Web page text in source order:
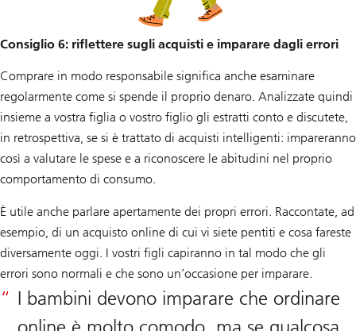
Consiglio 6: riflettere sugli acquisti e imparare dagli errori
Comprare in modo responsabile significa anche esaminare
regolarmente come si spende il proprio denaro. Analizzate quindi
insieme a vostra figlia o vostro figlio gli estratti conto e discutete,
in retrospettiva, se si è trattato di acquisti intelligenti: impareranno
così a valutare le spese e a riconoscere le abitudini nel proprio
comportamento di consumo.
È utile anche parlare apertamente dei propri errori. Raccontate, ad
esempio, di un acquisto online di cui vi siete pentiti e cosa fareste
diversamente oggi. I vostri figli capiranno in tal modo che gli
errori sono normali e che sono un’occasione per imparare.
I bambini devono imparare che ordinare